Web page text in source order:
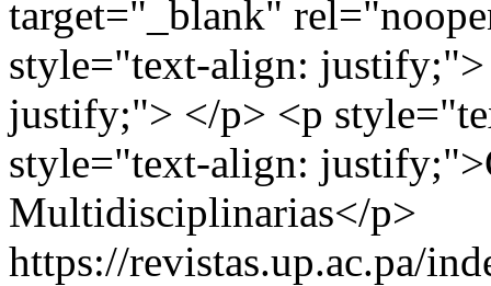
target="_blank"
style="text-align:
justify;"> </p> <p
style="text-align:
Multidisciplinarias</p>
https://revistas.up.ac.pa/